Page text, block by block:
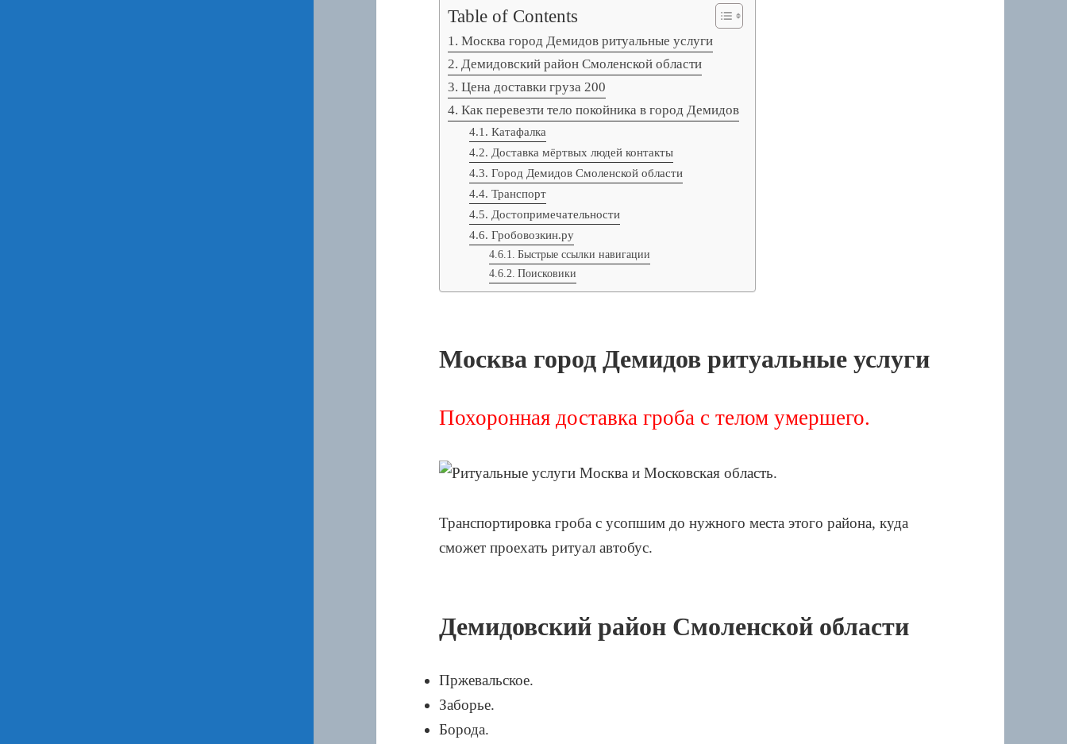
Table of Contents
Москва город Демидов ритуальные услуги
Демидовский район Смоленской области
Цена доставки груза 200
Как перевезти тело покойника в город Демидов
Катафалка
Доставка мёртвых людей контакты
Город Демидов Смоленской области
Транспорт
Достопримечательности
Гробовозкин.ру
Быстрые ссылки навигации
Поисковики
Москва город Демидов ритуальные услуги
Похоронная доставка гроба с телом умершего.
Транспортировка гроба с усопшим до нужного места этого района, куда
сможет проехать ритуал автобус.
Демидовский район Смоленской области
Пржевальское.
Заборье.
Борода.